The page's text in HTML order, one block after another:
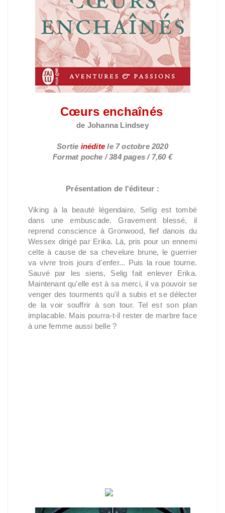
Cœurs enchaînés
de Johanna Lindsey
Sortie inédite le 7 octobre 2020
Format poche / 384 pages / 7,60 €
Présentation de l'éditeur :
Viking à la beauté légendaire, Selig est tombé
dans une embuscade. Gravement blessé, il
reprend conscience à Gronwood, fief danois du
Wessex dirigé par Erika. Là, pris pour un ennemi
celte à cause de sa chevelure brune, le guerrier
va vivre trois jours d'enfer... Puis la roue tourne.
Sauvé par les siens, Selig fait enlever Erika.
Maintenant qu'elle est à sa merci, il va pouvoir se
venger des tourments qu'il a subis et se délecter
de la voir souffrir à son tour. Tel est son plan
implacable. Mais pourra-t-il rester de marbre face
à une femme aussi belle ?